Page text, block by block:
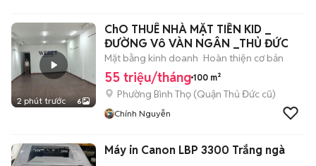
2 phút trước 6
ChO THUÊ NHÀ MẶT TIỀN KID _
ĐƯỜNG Vô VÀN NGÂN _THỦ ĐỨC
Mặt bằng kinh doanh Hoàn thiện cơ bản
55 triệu/tháng 100 m²
Phường Bình Thọ (Quận Thủ Đức cũ)
Chính Nguyễn
Máy in Canon LBP 3300 Trắng ngà